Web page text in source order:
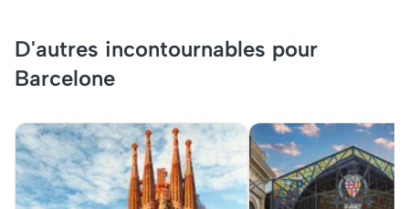
D'autres incontournables pour
Barcelone